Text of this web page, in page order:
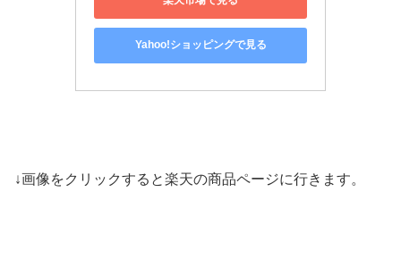
Yahoo!ショッピングで見る
↓画像をクリックすると楽天の商品ページに行きます。